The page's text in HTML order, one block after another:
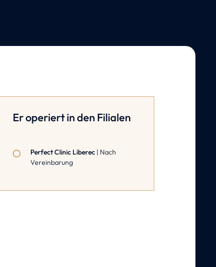
Er operiert in den Filialen
Perfect Clinic Liberec | Nach
Vereinbarung